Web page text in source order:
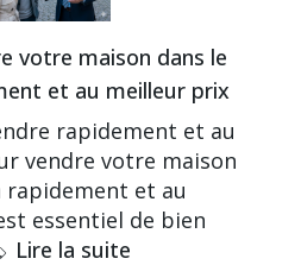
votre maison dans le
et au meilleur prix
rapidement et au
vendre votre maison
rapidement et au
essentiel de bien
Lire la suite